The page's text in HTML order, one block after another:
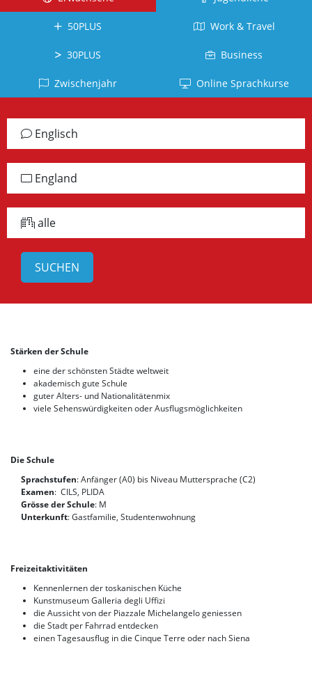
50PLUS Work & Travel
30PLUS Business
Zwischenjahr Online Sprachkurse
Englisch
England
alle
Stärken der Schule
eine der schönsten Städte weltweit
akademisch gute Schule
guter Alters- und Nationalitätenmix
viele Sehenswürdigkeiten oder Ausflugsmöglichkeiten
Die Schule
Sprachstufen: Anfänger (A0) bis Niveau Muttersprache (C2)
Examen: CILS, PLIDA
Grösse der Schule: M
Unterkunft: Gastfamilie, Studentenwohnung
Freizeitaktivitäten
Kennenlernen der toskanischen Küche
Kunstmuseum Galleria degli Uffizi
die Aussicht von der Piazzale Michelangelo geniessen
die Stadt per Fahrrad entdecken
einen Tagesausflug in die Cinque Terre oder nach Siena
Kanada
Neuseeland
Südafrika
Irland
Schottland
Jamaika
alle
Länder
La
Arabisch
Jordanien
Türkei
Republik
Brasilien
Deutsch
Deutschland
Japanisch
Japan
Vietnam
Lettland